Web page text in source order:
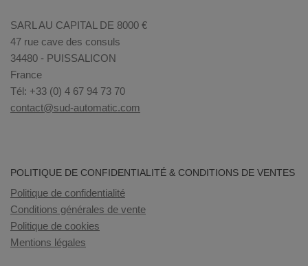
SARL AU CAPITAL DE 8000 €
47 rue cave des consuls
34480 - PUISSALICON
France
Tél: +33 (0) 4 67 94 73 70
contact@sud-automatic.com
POLITIQUE DE CONFIDENTIALITÉ & CONDITIONS DE VENTES
Politique de confidentialité
Conditions générales de vente
Politique de cookies
Mentions légales